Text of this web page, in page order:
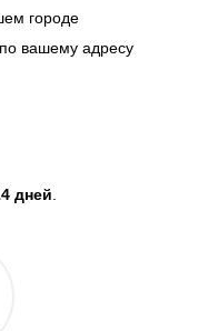
городе
вашему адресу
дней.